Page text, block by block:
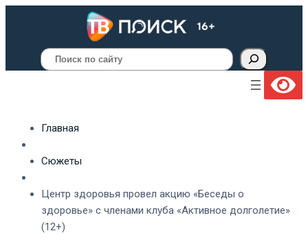
Поиск
Главная
Сюжеты
Центр здоровья провел акцию «Беседы о
здоровье» с членами клуба «Активное долголетие»
(12+)